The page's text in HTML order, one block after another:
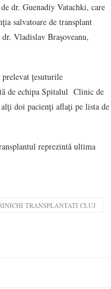
dr. Guenadiy Vatachki, care
salvatoare de transplant
Vladislav Braşoveanu,
ţesuturile
de echipa Spitalul Clinic de
doi pacienţi aflaţi pe lista de
reprezintă ultima
TRANSPLANTATI CLUJ